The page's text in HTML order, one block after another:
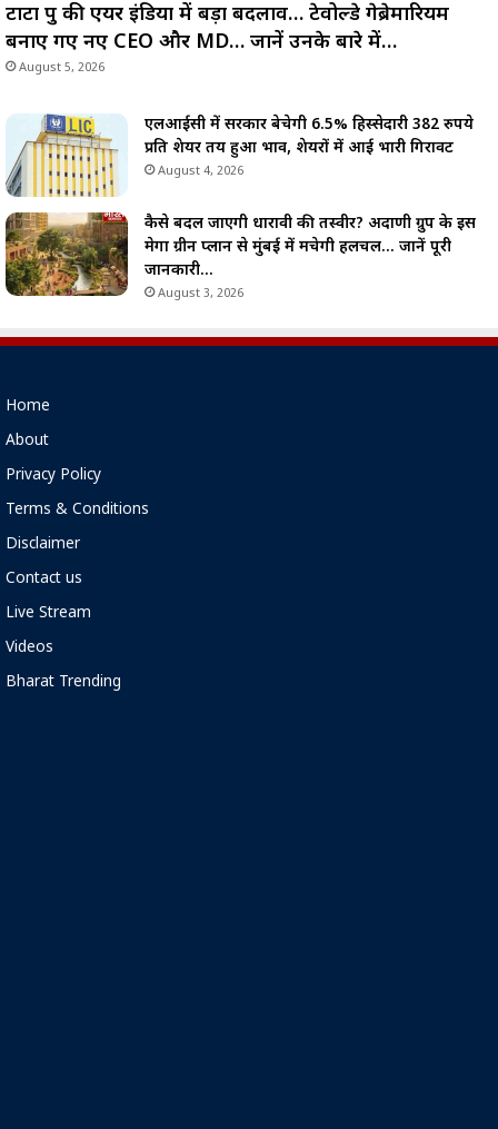
टाटा ग्रुप की एयर इंडिया में बड़ा बदलाव… टेवोल्डे गेब्रेमारियम
बनाए गए नए CEO और MD… जानें उनके बारे में…
August 5, 2026
एलआईसी में सरकार बेचेगी 6.5% हिस्सेदारी 382 रुपये
प्रति शेयर तय हुआ भाव, शेयरों में आई भारी गिरावट
August 4, 2026
कैसे बदल जाएगी धारावी की तस्वीर? अदाणी ग्रुप के इस
मेगा ग्रीन प्लान से मुंबई में मचेगी हलचल… जानें पूरी
जानकारी…
August 3, 2026
Home
About
Privacy Policy
Terms & Conditions
Disclaimer
Contact us
Live Stream
Videos
Bharat Trending